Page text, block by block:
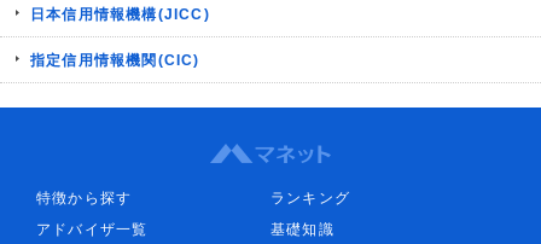
日本信用情報機構(JICC)
指定信用情報機関(CIC)
特徴から探す
ランキング
アドバイザ一覧
基礎知識